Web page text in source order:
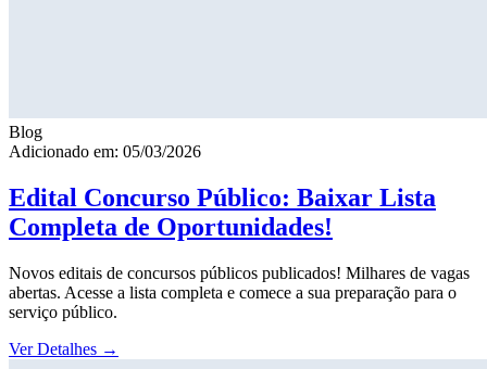
Blog
Adicionado em: 05/03/2026
Edital Concurso Público: Baixar Lista
Completa de Oportunidades!
Novos editais de concursos públicos publicados! Milhares de vagas
abertas. Acesse a lista completa e comece a sua preparação para o
serviço público.
Ver Detalhes →